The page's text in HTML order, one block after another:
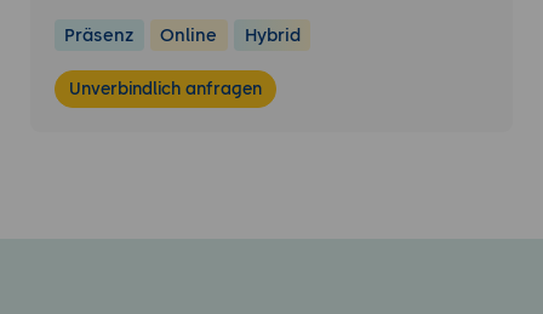
Präsenz Online Hybrid
Unverbindlich anfragen